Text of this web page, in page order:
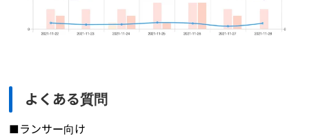
よくある質問
■ランサー向け